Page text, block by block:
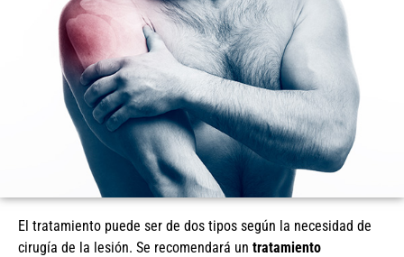
El tratamiento puede ser de dos tipos según la necesidad de
cirugía de la lesión. Se recomendará un tratamiento